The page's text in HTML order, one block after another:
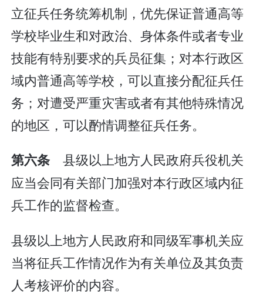
立征兵任务统筹机制，优先保证普通高等
学校毕业生和对政治、身体条件或者专业
技能有特别要求的兵员征集；对本行政区
域内普通高等学校，可以直接分配征兵任
务；对遭受严重灾害或者有其他特殊情况
的地区，可以酌情调整征兵任务。
第六条 县级以上地方人民政府兵役机关
应当会同有关部门加强对本行政区域内征
兵工作的监督检查。
县级以上地方人民政府和同级军事机关应
当将征兵工作情况作为有关单位及其负责
人考核评价的内容。